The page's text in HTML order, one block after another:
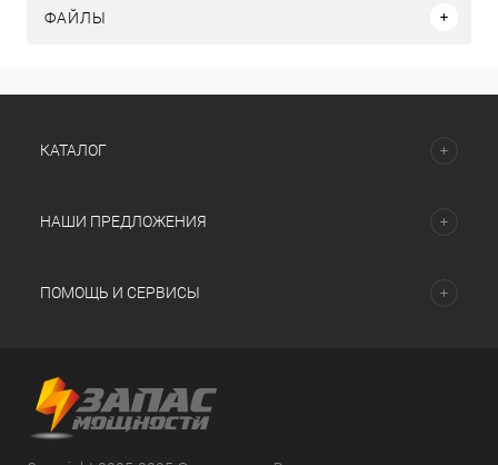
ФАЙЛЫ
КАТАЛОГ
НАШИ ПРЕДЛОЖЕНИЯ
ПОМОЩЬ И СЕРВИСЫ